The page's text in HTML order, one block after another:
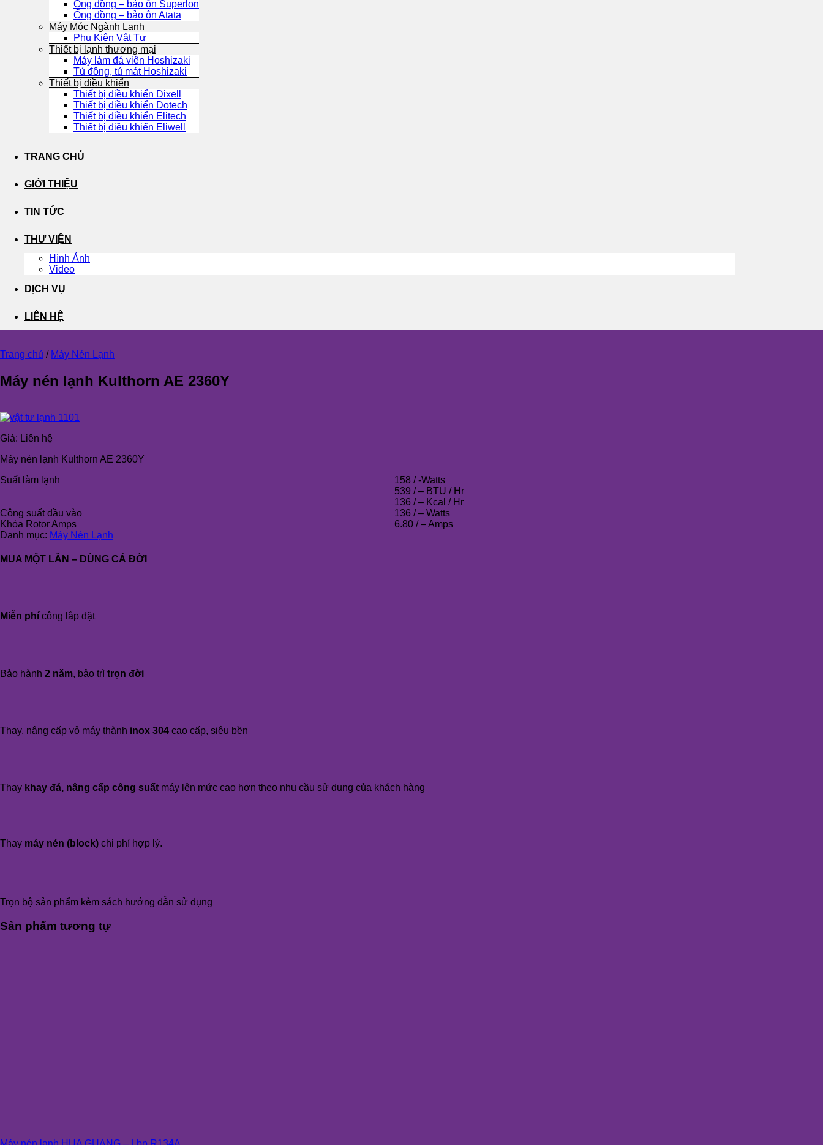
Ống đồng – bảo ôn Superlon
Ống đồng – bảo ôn Atata
Máy Móc Ngành Lạnh
Phụ Kiện Vật Tư
Thiết bị lạnh thương mại
Máy làm đá viên Hoshizaki
Tủ đông, tủ mát Hoshizaki
Thiết bị điều khiển
Thiết bị điều khiển Dixell
Thiết bị điều khiển Dotech
Thiết bị điều khiển Elitech
Thiết bị điều khiển Eliwell
TRANG CHỦ
GIỚI THIỆU
TIN TỨC
THƯ VIỆN
Hình Ảnh
Video
DỊCH VỤ
LIÊN HỆ
Trang chủ / Máy Nén Lạnh
Máy nén lạnh Kulthorn AE 2360Y
Giá: Liên hệ
Máy nén lạnh Kulthorn AE 2360Y
Suất làm lạnh
158 / -Watts
539 / – BTU / Hr
136 / – Kcal / Hr
Công suất đầu vào
136 / – Watts
Khóa Rotor Amps
6.80 / – Amps
Danh mục: Máy Nén Lạnh
MUA MỘT LẦN – DÙNG CẢ ĐỜI
Miễn phí công lắp đặt
Bảo hành 2 năm, bảo trì trọn đời
Thay, nâng cấp vỏ máy thành inox 304 cao cấp, siêu bền
Thay khay đá, nâng cấp công suất máy lên mức cao hơn theo nhu cầu sử dụng của khách hàng
Thay máy nén (block) chi phí hợp lý.
Trọn bộ sản phẩm kèm sách hướng dẫn sử dụng
Sản phẩm tương tự